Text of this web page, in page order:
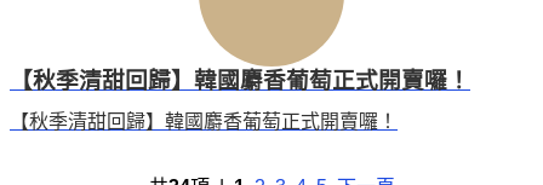
【秋季清甜回歸】韓國麝香葡萄正式開賣囉！
【秋季清甜回歸】韓國麝香葡萄正式開賣囉！